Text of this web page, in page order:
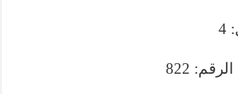
4
822